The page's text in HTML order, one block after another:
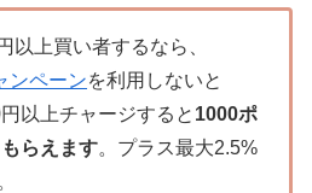
以上買い者するなら、
ンペーンを利用しないと
以上チャージすると 1000ポ
らえます。プラス最大2.5%